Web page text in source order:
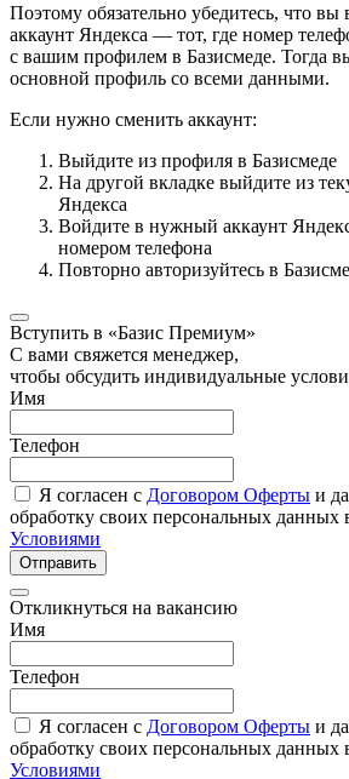
Поэтому обязательно убедитесь, что
аккаунт Яндекса — тот, где номер
с вашим профилем в Базисмеде. Тогда
основной профиль со всеми данными.
Если нужно сменить аккаунт:
Выйдите из профиля в Базисмеде
На другой вкладке выйдите из
Яндекса
Войдите в нужный аккаунт
номером телефона
Повторно авторизуйтесь в
Вступить в «Базис Премиум»
С вами свяжется менеджер,
чтобы обсудить индивидуальные
Имя
Телефон
Я согласен с Договором Оферты и
обработку своих персональных данных
Условиями
Отправить
Откликнуться на вакансию
Имя
Телефон
Я согласен с Договором Оферты и
обработку своих персональных данных
Условиями